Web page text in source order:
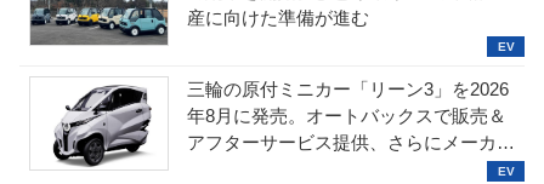
産に向けた準備が進む
三輪の原付ミニカー「リーン3」を2026
年8月に発売。オートバックスで販売＆
アフターサービス提供、さらにメーカー